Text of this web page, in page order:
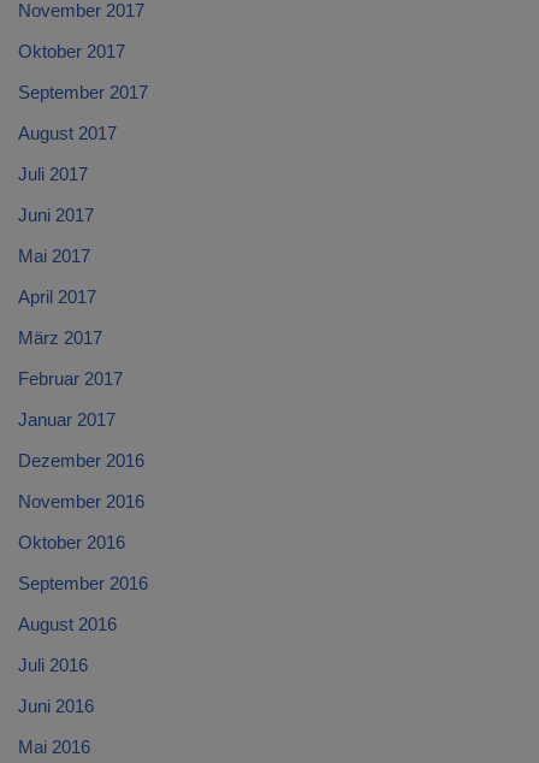
November 2017
Oktober 2017
September 2017
August 2017
Juli 2017
Juni 2017
Mai 2017
April 2017
März 2017
Februar 2017
Januar 2017
Dezember 2016
November 2016
Oktober 2016
September 2016
August 2016
Juli 2016
Juni 2016
Mai 2016